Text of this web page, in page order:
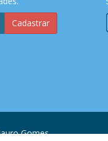
Cadastrar
Gomes